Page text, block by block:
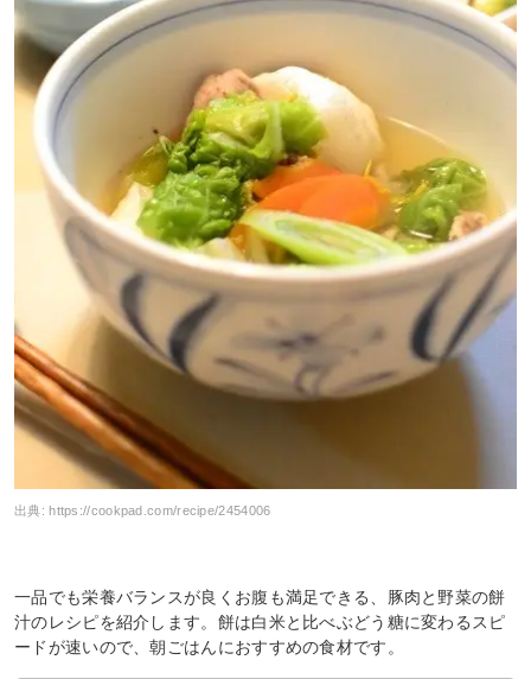
出典: https://cookpad.com/recipe/2454006
一品でも栄養バランスが良くお腹も満足できる、豚肉と野菜の餅
汁のレシピを紹介します。餅は白米と比べぶどう糖に変わるスピ
ードが速いので、朝ごはんにおすすめの食材です。